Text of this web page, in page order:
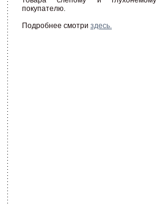
покупателю.
Подробнее смотри здесь.